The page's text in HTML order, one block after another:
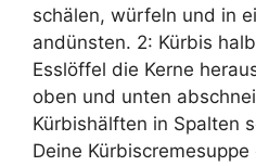
schälen, würfeln und in
andünsten. 2: Kürbis
Esslöffel die Kerne
oben und unten
Kürbishälften in Spalten
Deine